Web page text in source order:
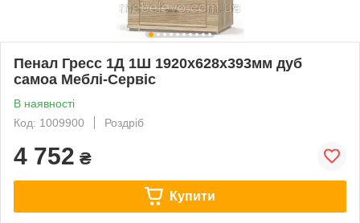
Пенал Гресс 1Д 1Ш 1920х628х393мм дуб
самоа Меблі-Сервіс
В наявності
Код: 1009900
Роздріб
4 752 ₴
Купити